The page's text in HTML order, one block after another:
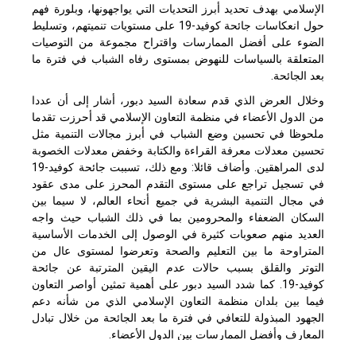
الإسلامي بهدف تحديد أبرز التحديات التي يواجهونها، وبلورة فهم
حول انعكاسات جائحة كوفيد-19 على مستويات تنميتهم، وتسليط
الضوء على أفضل الممارسات واقتراح مجموعة من التوصيات
المتعلقة بالسياسات للنهوض بمستوى رفاه الشباب في فترة ما
بعد الجائحة.
وخلال العرض الذي قدم سعادة السيد دبور، أشار إلى أن عددا
من الدول الأعضاء في منظمة التعاون الإسلامي قد أحرزت تقدما
ملحوظا في تحسين وضع الشباب في أبرز مجالات التنمية مثل
تحسين معدلات معرفة القراءة والكتابة وخفض معدلات الخصوبة
لدى المراهقين. وأضاف قائلا: ومع ذلك، تسببت جائحة كوفيد-19
في تسجيل تراجع على مستوى التقدم المحرز على مدى عقود
في مجال التنمية البشرية في جميع أنحاء العالم، لا سيما بين
السكان الضعفاء والمحرومين بما في ذلك الشباب حيث واجه
العديد منهم صعوبات كثيرة في الوصول إلى الخدمات الأساسية
المتراوحة ما بين التعليم والصحة وتعرضوا لمستوى عال من
التوتر والقلق بسبب حالات عدم اليقين المترتبة عن جائحة
كوفيد-19. كما شدد السيد دبور على أهمية تمثين أواصر التعاون
فيما بين بلدان منظمة التعاون الإسلامي الذي من شأنه دعم
الجهود المبذولة للتعافي في فترة ما بعد الجائحة من خلال تبادل
المعارف وأفضل الممارسات بين الدول الأعضاء.